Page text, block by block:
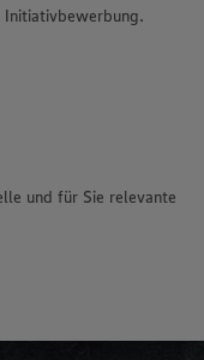
Initiativbewerbung.
und für Sie relevante